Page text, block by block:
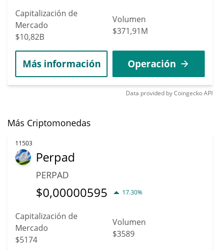
Capitalización de
Mercado
$10,82B
Volumen
$371,91M
Más información Operación
Data provided byCoingeckoAPI
Más Criptomonedas
11503
Perpad
PERPAD
$0,00000595 17.30%
Capitalización de
Mercado
$5174
Volumen
$3589